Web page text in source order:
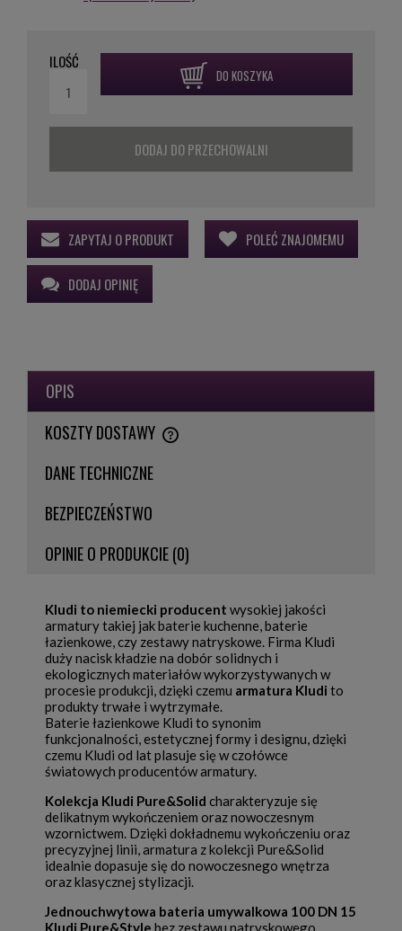
ILOŚĆ
DO KOSZYKA
DODAJ DO PRZECHOWALNI
ZAPYTAJ O PRODUKT POLEĆ ZNAJOMEMU
DODAJ OPINIĘ
OPIS
KOSZTY DOSTAWY
CENA NIE ZAWIERA EWENTUALNYCH KOSZTÓW PŁATNOŚCI
DANE TECHNICZNE
BEZPIECZEŃSTWO
OPINIE O PRODUKCIE (0)
Kludi to niemiecki producent wysokiej jakości
armatury takiej jak baterie kuchenne, baterie
łazienkowe, czy zestawy natryskowe. Firma Kludi
duży nacisk kładzie na dobór solidnych i
ekologicznych materiałów wykorzystywanych w
procesie produkcji, dzięki czemu armatura Kludi to
produkty trwałe i wytrzymałe.
Baterie łazienkowe Kludi to synonim
funkcjonalności, estetycznej formy i designu, dzięki
czemu Kludi od lat plasuje się w czołówce
światowych producentów armatury.
Kolekcja Kludi Pure&Solid charakteryzuje się
delikatnym wykończeniem oraz nowoczesnym
wzornictwem. Dzięki dokładnemu wykończeniu oraz
precyzyjnej linii, armatura z kolekcji Pure&Solid
idealnie dopasuje się do nowoczesnego wnętrza
oraz klasycznej stylizacji.
Jednouchwytowa bateria umywalkowa 100 DN 15
Kludi Pure&Style bez zestawu natryskowego,